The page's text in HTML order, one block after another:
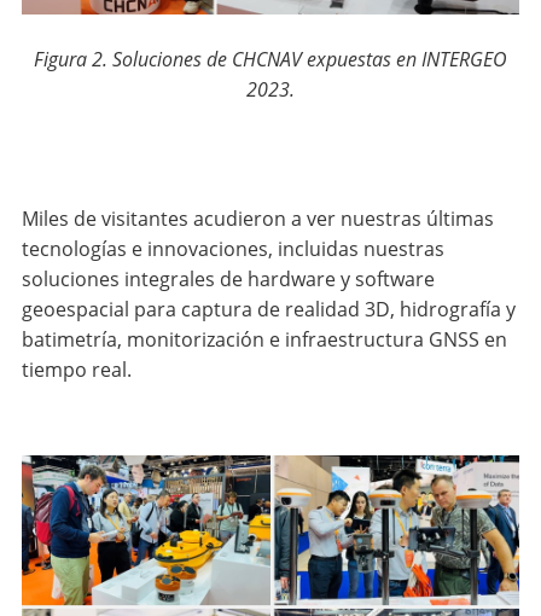
Figura 2. Soluciones de CHCNAV expuestas en INTERGEO
2023.
Miles de visitantes acudieron a ver nuestras últimas
tecnologías e innovaciones, incluidas nuestras
soluciones integrales de hardware y software
geoespacial para captura de realidad 3D, hidrografía y
batimetría, monitorización e infraestructura GNSS en
tiempo real.